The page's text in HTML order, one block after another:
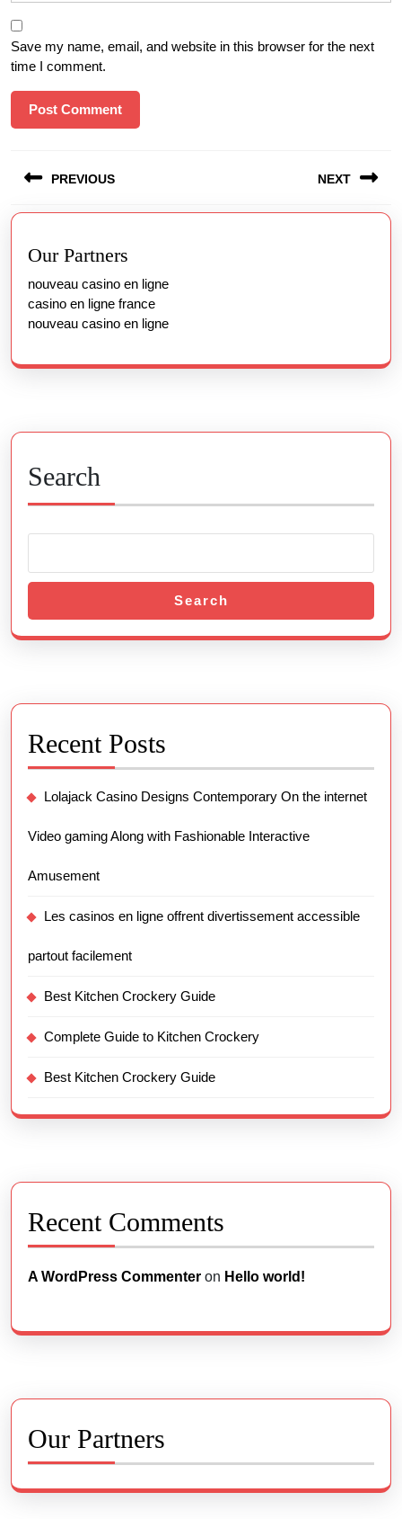
Save my name, email, and website in this browser for the next
time I comment.
navigation
PREVIOUS
Previous
post:
NEXT
Our Partners
nouveau casino en ligne
casino en ligne france
nouveau casino en ligne
Search
Search
Recent Posts
Lolajack Casino Designs Contemporary On the internet
Video gaming Along with Fashionable Interactive
Amusement
Les casinos en ligne offrent divertissement accessible
partout facilement
Best Kitchen Crockery Guide
Complete Guide to Kitchen Crockery
Best Kitchen Crockery Guide
Recent Comments
A WordPress Commenter on Hello world!
Our Partners